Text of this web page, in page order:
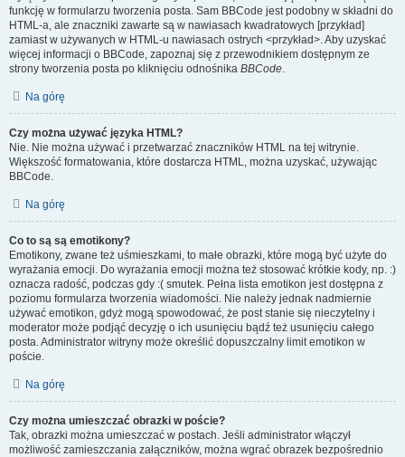
funkcję w formularzu tworzenia posta. Sam BBCode jest podobny w składni do
HTML-a, ale znaczniki zawarte są w nawiasach kwadratowych [przykład]
zamiast w używanych w HTML-u nawiasach ostrych <przykład>. Aby uzyskać
więcej informacji o BBCode, zapoznaj się z przewodnikiem dostępnym ze
strony tworzenia posta po kliknięciu odnośnika BBCode.
Na górę
Czy można używać języka HTML?
Nie. Nie można używać i przetwarzać znaczników HTML na tej witrynie.
Większość formatowania, które dostarcza HTML, można uzyskać, używając
BBCode.
Na górę
Co to są są emotikony?
Emotikony, zwane też uśmieszkami, to małe obrazki, które mogą być użyte do
wyrażania emocji. Do wyrażania emocji można też stosować krótkie kody, np. :)
oznacza radość, podczas gdy :( smutek. Pełna lista emotikon jest dostępna z
poziomu formularza tworzenia wiadomości. Nie należy jednak nadmiernie
używać emotikon, gdyż mogą spowodować, że post stanie się nieczytelny i
moderator może podjąć decyzję o ich usunięciu bądź też usunięciu całego
posta. Administrator witryny może określić dopuszczalny limit emotikon w
poście.
Na górę
Czy można umieszczać obrazki w poście?
Tak, obrazki można umieszczać w postach. Jeśli administrator włączył
możliwość zamieszczania załączników, można wgrać obrazek bezpośrednio